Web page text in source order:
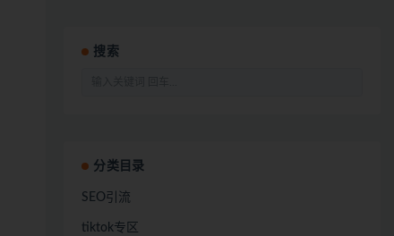
搜索
分类目录
SEO引流
tiktok专区